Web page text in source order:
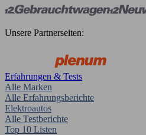
Unsere Partnerseiten:
Erfahrungen & Tests
Alle Marken
Alle Erfahrungsberichte
Elektroautos
Alle Testberichte
Top 10 Listen